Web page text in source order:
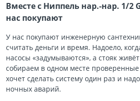
Вместе с Ниппель нар.-нар. 1/2
нас покупают
У нас покупают инженерную
считать деньги и время. Надоело,
насосы «задумываются», а стояк
собираем в одном месте
хочет сделать систему один раз и
ночных аварий.